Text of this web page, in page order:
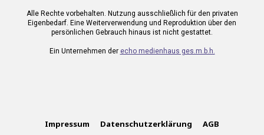
Alle Rechte vorbehalten. Nutzung ausschließlich für den privaten
Eigenbedarf. Eine Weiterverwendung und Reproduktion über den
persönlichen Gebrauch hinaus ist nicht gestattet.
Ein Unternehmen der echo medienhaus ges.m.b.h.
Impressum Datenschutzerklärung AGB